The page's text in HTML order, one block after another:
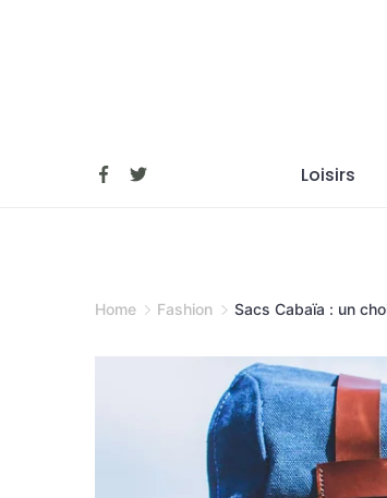
Loisirs
Home Fashion Sacs Cabaïa : un